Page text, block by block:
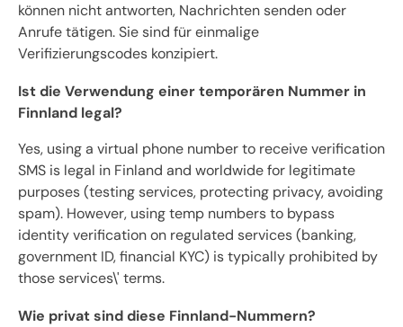
können nicht antworten, Nachrichten senden oder
Anrufe tätigen. Sie sind für einmalige
Verifizierungscodes konzipiert.
Ist die Verwendung einer temporären Nummer in
Finnland legal?
Yes, using a virtual phone number to receive verification
SMS is legal in Finland and worldwide for legitimate
purposes (testing services, protecting privacy, avoiding
spam). However, using temp numbers to bypass
identity verification on regulated services (banking,
government ID, financial KYC) is typically prohibited by
those services\' terms.
Wie privat sind diese Finnland-Nummern?